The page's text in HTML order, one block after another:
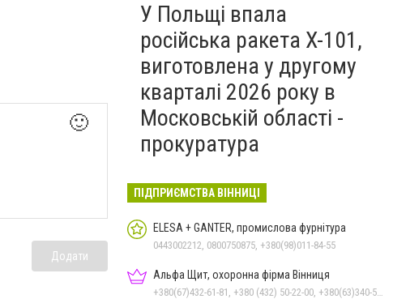
🙂
Додати
У Польщі впала
російська ракета X-101,
виготовлена у другому
кварталі 2026 року в
Московській області -
прокуратура
ПІДПРИЄМСТВА ВІННИЦІ
ELESA + GANTER, промислова фурнітура
0443002212, 0800750875, +380(98)011-84-55
Альфа Щит, охоронна фірма Вінниця
+380(67)432-61-81, +380 (432) 50-22-00, +380(63)340-58-58